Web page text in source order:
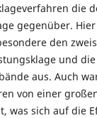
die
gegenüber.
den
und
aus. Auch
von einer
was sich auf die